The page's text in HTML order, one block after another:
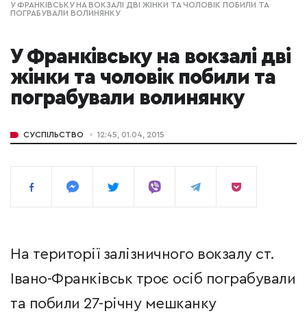
У ФРАНКІВСЬКУ НА ВОКЗАЛІ ДВІ ЖІНКИ ТА ЧОЛОВІК ПОБИЛИ ТА
ПОГРАБУВАЛИ ВОЛИНЯНКУ
У Франківську на вокзалі дві
жінки та чоловік побили та
пограбували волинянку
СУСПІЛЬСТВО 12:45, 01.04, 2015
На території залізничного вокзалу ст.
Івано-Франківськ троє осіб пограбували
та побили 27-річну мешканку